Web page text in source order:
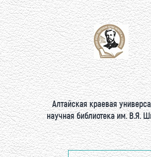
Алтайская краевая
научная библиотека им. В.Я.